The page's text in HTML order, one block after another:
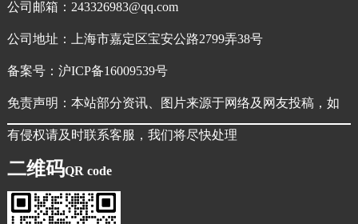
公司邮箱：243326983@qq.com
公司地址：上海市嘉定区宝安公路2799弄38号
备案号： 沪ICP备16009539号
免责声明：本站部分资讯、图片来源于网络及网友投稿，如
有侵权请及时联系客服，我们将尽快处理
二维码QR code